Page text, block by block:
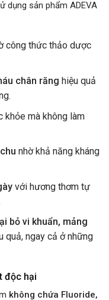
dụng sản phẩm ADEVA
công thức thảo dược
chân răng hiệu quả
khỏe mà không làm
nhờ khả năng kháng
với hương thơm tự
bỏ vi khuẩn, mảng
quả, ngay cả ở những
độc hại
không chứa Fluoride,